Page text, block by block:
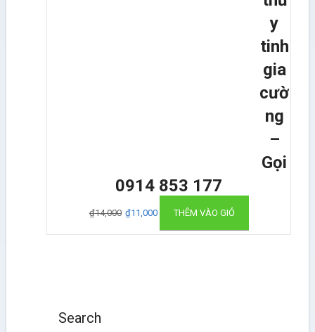
y
tinh
gia
cườ
ng
–
Gọi
0914 853 177
₫14,000 ₫11,000 THÊM VÀO GIỎ
Search